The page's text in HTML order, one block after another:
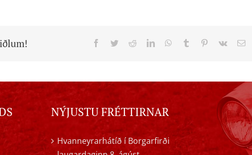
Facebook
TwitterRedditLinkedInWhatsApp
Tumblr Pinterest
Vk
NÝJUSTU FRÉTTIRNAR
Hvanneyrarhátíð í Borgarfirði